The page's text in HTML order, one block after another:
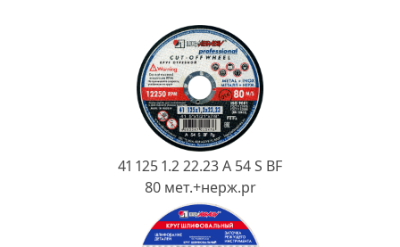
Огнеупорная SiC смесь
41 125 1.2 22.23 A 54 S BF
80 мет.+нерж.pr